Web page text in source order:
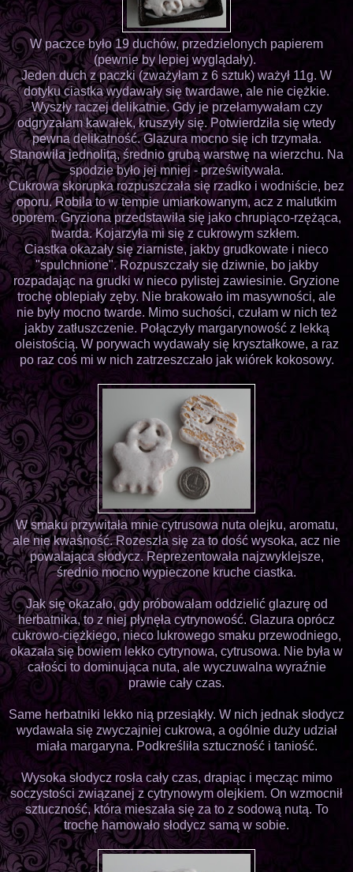
W paczce było 19 duchów, przedzielonych papierem
(pewnie by lepiej wyglądały).
Jeden duch z paczki (zważyłam z 6 sztuk) ważył 11g. W
dotyku ciastka wydawały się twardawe, ale nie ciężkie.
Wyszły raczej delikatnie. Gdy je przełamywałam czy
odgryzałam kawałek, kruszyły się. Potwierdziła się wtedy
pewna delikatność. Glazura mocno się ich trzymała.
Stanowiła jednolitą, średnio grubą warstwę na wierzchu. Na
spodzie było jej mniej - prześwitywała.
Cukrowa skorupka rozpuszczała się rzadko i wodniście, bez
oporu. Robiła to w tempie umiarkowanym, acz z malutkim
oporem. Gryziona przedstawiła się jako chrupiąco-rzężąca,
twarda. Kojarzyła mi się z cukrowym szkłem.
Ciastka okazały się ziarniste, jakby grudkowate i nieco
"spulchnione". Rozpuszczały się dziwnie, bo jakby
rozpadając na grudki w nieco pylistej zawiesinie. Gryzione
trochę oblepiały zęby. Nie brakowało im masywności, ale
nie były mocno twarde. Mimo suchości, czułam w nich też
jakby zatłuszczenie. Połączyły margarynowość z lekką
oleistością. W porywach wydawały się kryształkowe, a raz
po raz coś mi w nich zatrzeszczało jak wiórek kokosowy.
W smaku przywitała mnie cytrusowa nuta olejku, aromatu,
ale nie kwaśność. Rozeszła się za to dość wysoka, acz nie
powalająca słodycz. Reprezentowała najzwyklejsze,
średnio mocno wypieczone kruche ciastka.
Jak się okazało, gdy próbowałam oddzielić glazurę od
herbatnika, to z niej płynęła cytrynowość. Glazura oprócz
cukrowo-ciężkiego, nieco lukrowego smaku przewodniego,
okazała się bowiem lekko cytrynowa, cytrusowa. Nie była w
całości to dominująca nuta, ale wyczuwalna wyraźnie
prawie cały czas.
Same herbatniki lekko nią przesiąkły. W nich jednak słodycz
wydawała się zwyczajniej cukrowa, a ogólnie duży udział
miała margaryna. Podkreśliła sztuczność i taniość.
Wysoka słodycz rosła cały czas, drapiąc i męcząc mimo
soczystości związanej z cytrynowym olejkiem. On wzmocnił
sztuczność, która mieszała się za to z sodową nutą. To
trochę hamowało słodycz samą w sobie.